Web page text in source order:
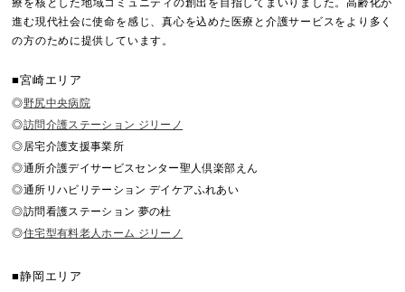
療を核とした地域コミュニティの創出を目指してまいりました。高齢化が
進む現代社会に使命を感じ、真心を込めた医療と介護サービスをより多く
の方のために提供しています。
■宮崎エリア
◎野尻中央病院
◎訪問介護ステーション ジリーノ
◎居宅介護支援事業所
◎通所介護デイサービスセンター聖人倶楽部えん
◎通所リハビリテーション デイケアふれあい
◎訪問看護ステーション 夢の杜
◎住宅型有料老人ホーム ジリーノ
■静岡エリア